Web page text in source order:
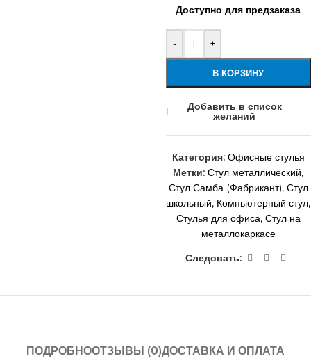
Доступно для предзаказа
- +
В КОРЗИНУ
Добавить в список
желаний
Категория: Офисные стулья
Метки: Стул металлический,
Стул Самба (Фабрикант), Стул
школьный, Компьютерный стул,
Стулья для офиса, Стул на
металлокаркасе
Следовать:
ПОДРОБНООТЗЫВЫ (0)ДОСТАВКА И ОПЛАТА